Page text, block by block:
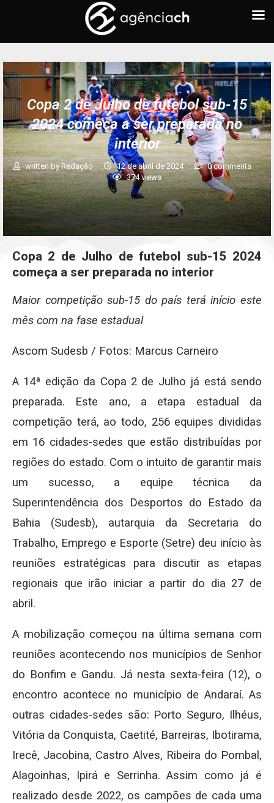
FUTEBOL
Copa 2 de Julho de futebol sub-15
2024 começa a ser preparada no
interior
written byRedação 12 de abril de 2024
0 comments
374views
Copa 2 de Julho de futebol sub-15 2024
começa a ser preparada no interior
Maior competição sub-15 do país terá início este
mês com na fase estadual
Ascom Sudesb / Fotos: Marcus Carneiro
A 14ª edição da Copa 2 de Julho já está sendo
preparada. Este ano, a etapa estadual da
competição terá, ao todo, 256 equipes divididas
em 16 cidades-sedes que estão distribuídas por
regiões do estado. Com o intuito de garantir mais
um sucesso, a equipe técnica da
Superintendência dos Desportos do Estado da
Bahia (Sudesb), autarquia da Secretaria do
Trabalho, Emprego e Esporte (Setre) deu início às
reuniões estratégicas para discutir as etapas
regionais que irão iniciar a partir do dia 27 de
abril.
A mobilização começou na última semana com
reuniões acontecendo nos municípios de Senhor
do Bonfim e Gandu. Já nesta sexta-feira (12), o
encontro acontece no município de Andaraí. As
outras cidades-sedes são: Porto Seguro, Ilhéus,
Vitória da Conquista, Caetité, Barreiras, Ibotirama,
Irecê, Jacobina, Castro Alves, Ribeira do Pombal,
Alagoinhas, Ipirá e Serrinha. Assim como já é
realizado desde 2022, os campões de cada uma